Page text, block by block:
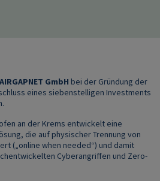
AIRGAPNET GmbH bei der Gründung der
eines siebenstelligen Investments
an der Krems entwickelt eine
die auf physischer Trennung von
(„online when needed“) und damit
Cyberangriffen und Zero-